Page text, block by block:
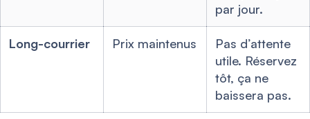
par jour.
Long-courrier Prix maintenus
Pas d’attente
utile. Réservez
tôt, ça ne
baissera pas.